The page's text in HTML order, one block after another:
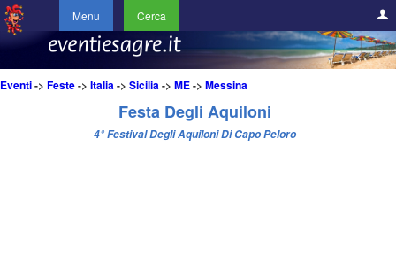
Menu Cerca
Eventi-> Feste-> Italia-> Sicilia-> ME-> Messina
Festa Degli Aquiloni
4° Festival Degli Aquiloni Di Capo Peloro